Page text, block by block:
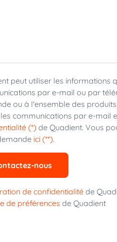
peut utiliser les informations
par e-mail ou par
ou à l'ensemble des
communications par e-mail
(*) de Quadient. Vous
ici (**).
nous
de confidentialité de
de préférences de Quadient